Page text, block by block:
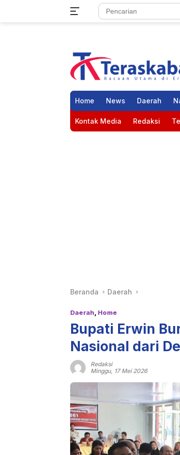
Home News Daerah
Kontak Media Redaksi
Beranda Daerah
Daerah Home
Bupati Erwin
Nasional dari
Redaksi
Minggu, 17 Mei 2026